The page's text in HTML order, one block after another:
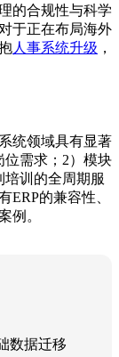
的合规性与科学
于正在布局海外
人事系统升级 ，
统领域具有显著
位需求；2）模块
训的全周期服
ERP的兼容性、
例。
数据迁移